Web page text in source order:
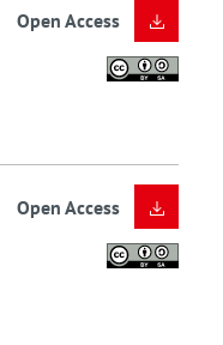
Open Access
Open Access